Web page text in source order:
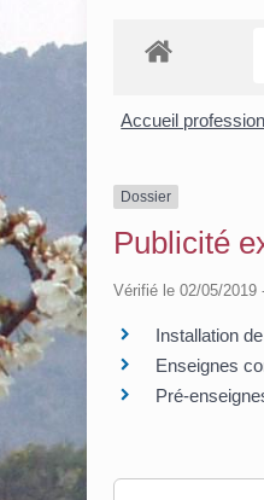
Accueil
Dossier
Publicité
Vérifié le 02/05/2019
Installation
Enseignes
Pré-